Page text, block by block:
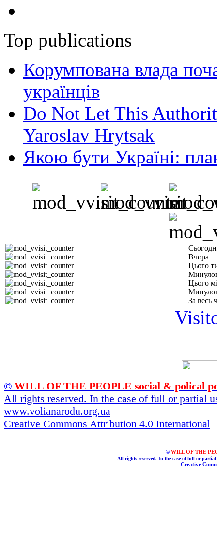
Top publications
Корумпована влада
українців
Do Not Let This
Yaroslav Hrytsak
Якою бути Україні:
Вчора
Цього
Цього
За весь
© WILL OF THE PEOPLE social & polical
All rights reserved. In the case of full or partial
www.volianarodu.org.ua
Creative Commons Attribution 4.0 International
© WILL OF THE
All rights reserved. In the case of full or
Creative